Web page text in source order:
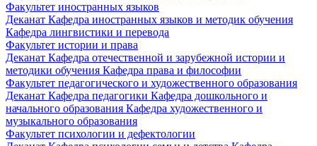
Факультет иностранных языков
Деканат Кафедра иностранных языков и методик обучения
Кафедра лингвистики и перевода
Факультет истории и права
Деканат Кафедра отечественной и зарубежной истории и
методики обучения Кафедра права и философии
Факультет педагогического и художественного образования
Деканат Кафедра педагогики Кафедра дошкольного и
начального образования Кафедра художественного и
музыкального образования
Факультет психологии и дефектологии